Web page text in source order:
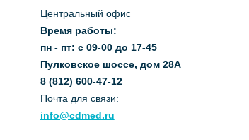
Центральный офис
Время работы:
пн - пт: с 09-00 до 17-45
Пулковское шоссе, дом 28А
8 (812) 600-47-12
Почта для связи:
info@cdmed.ru